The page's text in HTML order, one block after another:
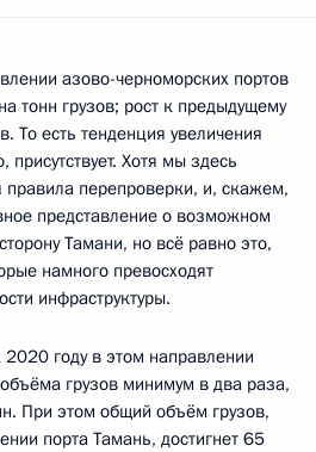
азово-черноморских портов
тонн грузов; рост к предыдущему
То есть тенденция увеличения
присутствует. Хотя мы здесь
правила перепроверки, и, скажем,
представление о возможном
Тамани, но всё равно это,
намного превосходят
инфраструктуры.
году в этом направлении
грузов минимум в два раза,
При этом общий объём грузов,
порта Тамань, достигнет 65